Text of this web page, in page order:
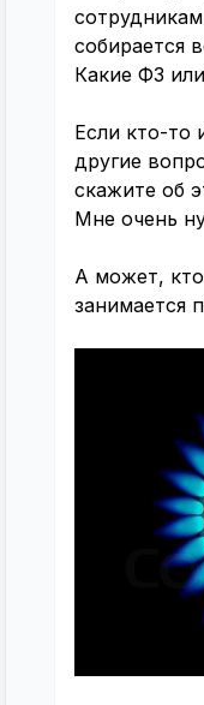
собирается
Какие ФЗ
Если кто-то
другие
скажите об
Мне очень
А может,
занимается